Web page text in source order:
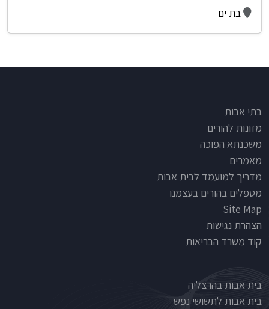
בת ים
Footer
בתי אבות
מזונות להורים
משכנתא הפוכה
מאמרים
מדריך למועמד לבית אבות
מטפלים בהורים בעצמנו
Site Map
הצהרת נגישות
קוד משרד הבריאות
Nursinghouse type
בית אבות בהרצליה
בית אבות לתשושי נפש